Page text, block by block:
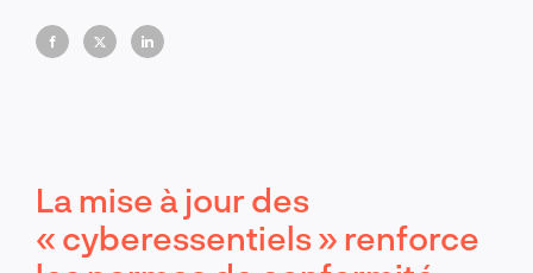
La mise à jour des
« cyberessentiels » renforce